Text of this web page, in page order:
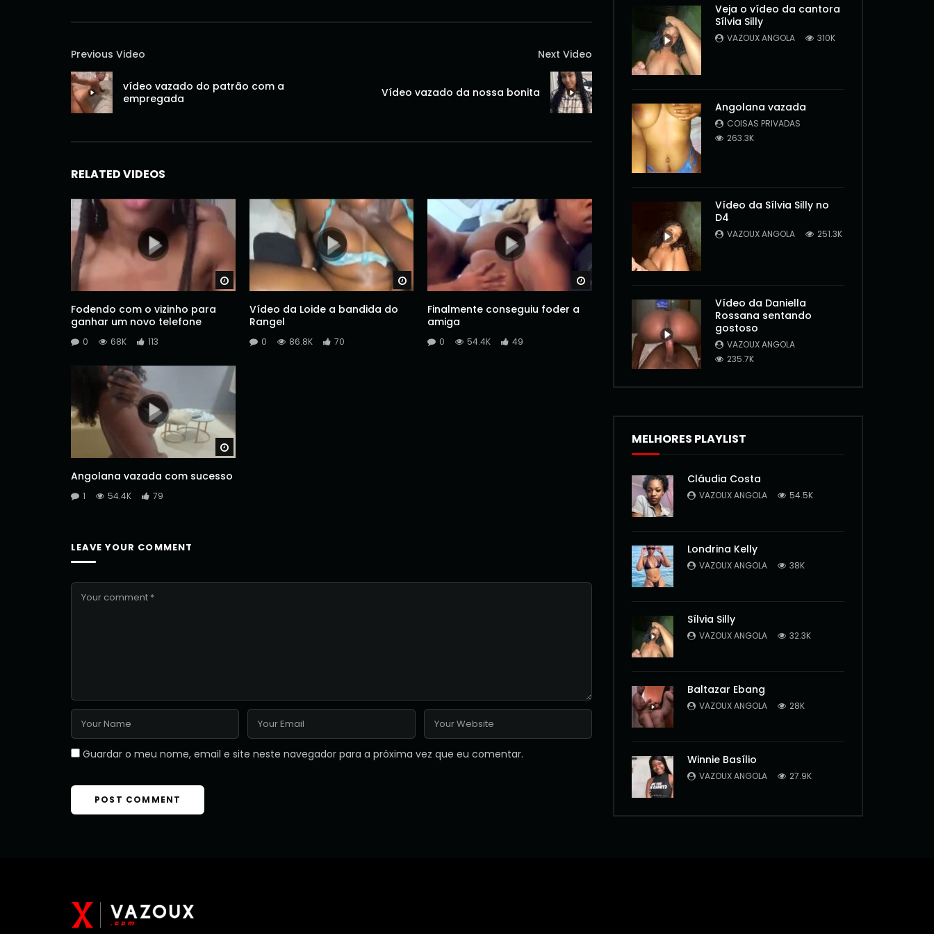
Previous Video
vídeo vazado do patrão com a
empregada
Next Video
Vídeo vazado da nossa bonita
RELATED VIDEOS
Watch Later
Fodendo com o vizinho para
ganhar um novo telefone
0 68K 113
Watch Later
Vídeo da Loide a bandida do
Rangel
0 86.8K 70
Watch Later
Finalmente conseguiu foder a
amiga
0 54.4K 49
Angolana vazada com sucesso
1 54.4K 79
LEAVE YOUR COMMENT
Guardar o meu nome, email e site neste navegador para a próxima vez que eu comentar.
Veja o vídeo da cantora
Sílvia Silly
VAZOUX ANGOLA 310K
Angolana vazada
COISAS PRIVADAS
263.3K
Vídeo da Sílvia Silly no
D4
VAZOUX ANGOLA 251.3K
Vídeo da Daniella
Rossana sentando
gostoso
VAZOUX ANGOLA
235.7K
MELHORES PLAYLIST
Cláudia Costa
VAZOUX ANGOLA 54.5K
Londrina Kelly
VAZOUX ANGOLA 38K
Sílvia Silly
VAZOUX ANGOLA 32.3K
Baltazar Ebang
VAZOUX ANGOLA 28K
Winnie Basílio
VAZOUX ANGOLA 27.9K